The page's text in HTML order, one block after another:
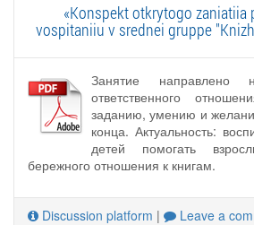
«Konspekt otkrytogo zaniatiia
vospitaniiu v srednei gruppe
Занятие направлено
ответственного
заданию, умению и
конца. Актуальность:
детей помогать
бережного отношения к книгам.
Discussion platform | Leave a